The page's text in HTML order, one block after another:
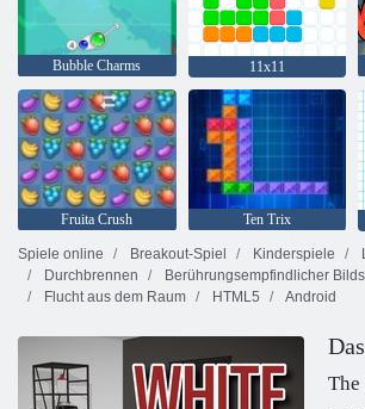
Bubble Charms 11x11
Fruita Crush Ten Trix
Spiele online
Breakout-Spiel Kinderspiele
Durchbrennen
Berührungsempfindlicher
Flucht aus dem Raum
HTML5 Android
The